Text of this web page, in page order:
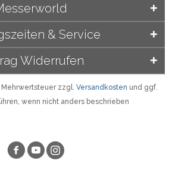
& Service
Widerrufen
zzgl. Versandkosten und ggf.
wenn nicht anders beschrieben